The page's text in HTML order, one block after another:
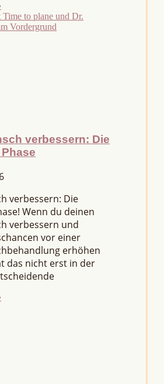
verbessern: Die
verbessern: Die
Wenn du deinen
verbessern und
vor einer
erhöhen
das nicht erst in der